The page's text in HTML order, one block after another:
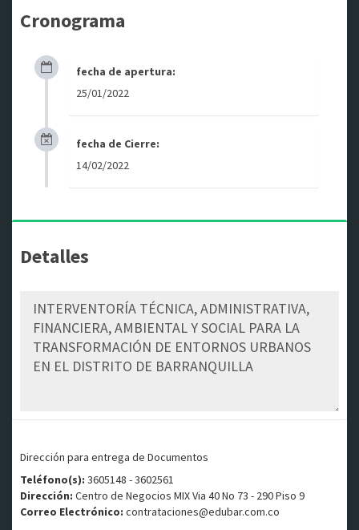
Cronograma
fecha de apertura:
25/01/2022
fecha de Cierre:
14/02/2022
Detalles
Dirección para entrega de Documentos
Teléfono(s): 3605148 - 3602561
Dirección: Centro de Negocios MIX Via 40 No 73 - 290 Piso 9
Correo Electrónico: contrataciones@edubar.com.co